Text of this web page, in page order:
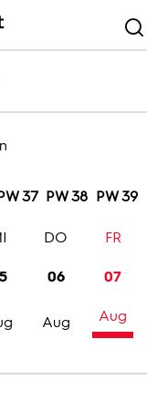
37 PW 38 PW 39
06
Aug
DO
07
Aug
FR